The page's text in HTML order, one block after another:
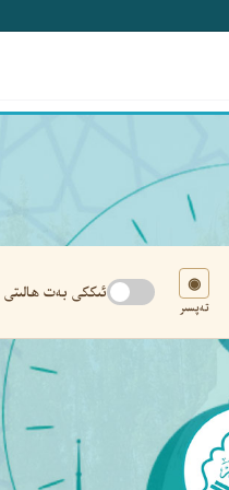
◉
تەپسىر
ئىككى بەت ھالىتى